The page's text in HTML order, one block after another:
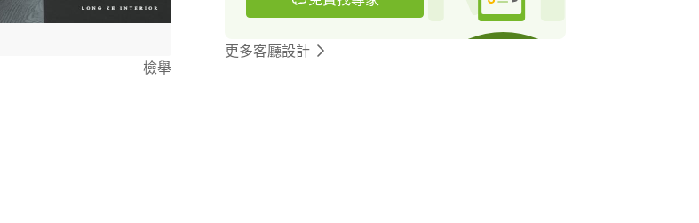
檢舉
更多客廳設計